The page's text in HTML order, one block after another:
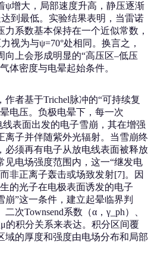
ψ增大，局部速度升高，静压逐渐
到最低。实验结果表明，当雷诺
力系数基本保持在一个近似常数，
视为与ψ=70°处相同。换言之，
上会形成明显的“高压区–低压
体密度与电晕起始条件。
者基于Trichel脉冲的“可持续复
电压。负极电晕下，每一次
表面出发的电子雪崩，其在增强
离子并伴随紫外光辐射。当雪崩终
必须再有电子从放电线表面被释放
见电场强度范围内，这一“继发电
非正离子轰击或场致发射[7]。因
的光子在电极表面诱发的电子
”这一条件，建立起晕临界判
次Townsend系数（α，γ_ph）、
的积分关系来表达。积分区间覆
域的厚度和强度由电场分布和局部